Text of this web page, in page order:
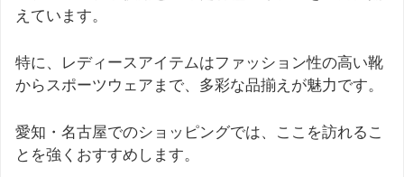
えています。
特に、レディースアイテムはファッション性の高い靴
からスポーツウェアまで、多彩な品揃えが魅力です。
愛知・名古屋でのショッピングでは、ここを訪れるこ
とを強くおすすめします。